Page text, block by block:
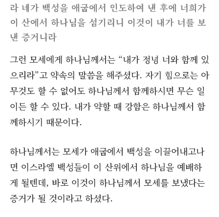
라 네가 백성을 애굽에서 인도하여 낸 후에 너희가
이 산에서 하나님을 섬기리니 이것이 내가 너를 보
낸 증거니라
그런 모세에게 하나님께서는 “내가 정녕 너와 함께 있
으리라”고 약속의 말씀을 해주셨다. 자기 힘으로는 아
무것도 할 수 없어도 하나님께서 함께하시면 무슨 일
이든 할 수 있다. 내가 약할 때 강함은 하나님께서 함
께하시기 때문이다.
하나님께서는 모세가 애굽에서 백성을 이끌어내고나
면 이스라엘 백성들이 이 산위에서 하나님을 예배하
게 될텐데, 바로 이것이 하나님께서 모세를 보냈다는
증거가 될 것이라고 하셨다.